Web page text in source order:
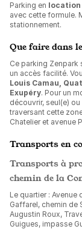
Parking en location
avec cette formule.
stationnement.
Que faire dans
Ce parking Zenpark
un accès facilité.
Louis Camau,
Exupéry. Pour un
découvrir, seul(e)
traversant cette
Chatelier et avenue
Transports en
Transports à
chemin de la
Le quartier : Avenue
Gaffarel, chemin de
Augustin Roux,
Guigues, impasse